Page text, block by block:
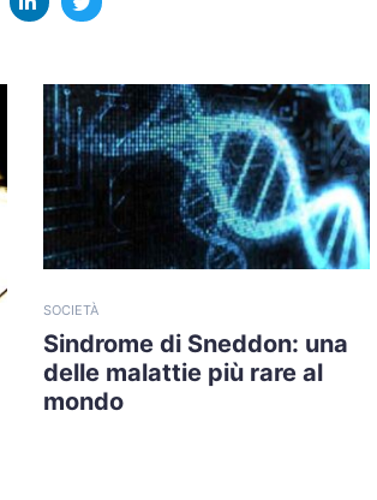
SOCIETÀ
Sindrome di Sneddon: una
delle malattie più rare al
mondo